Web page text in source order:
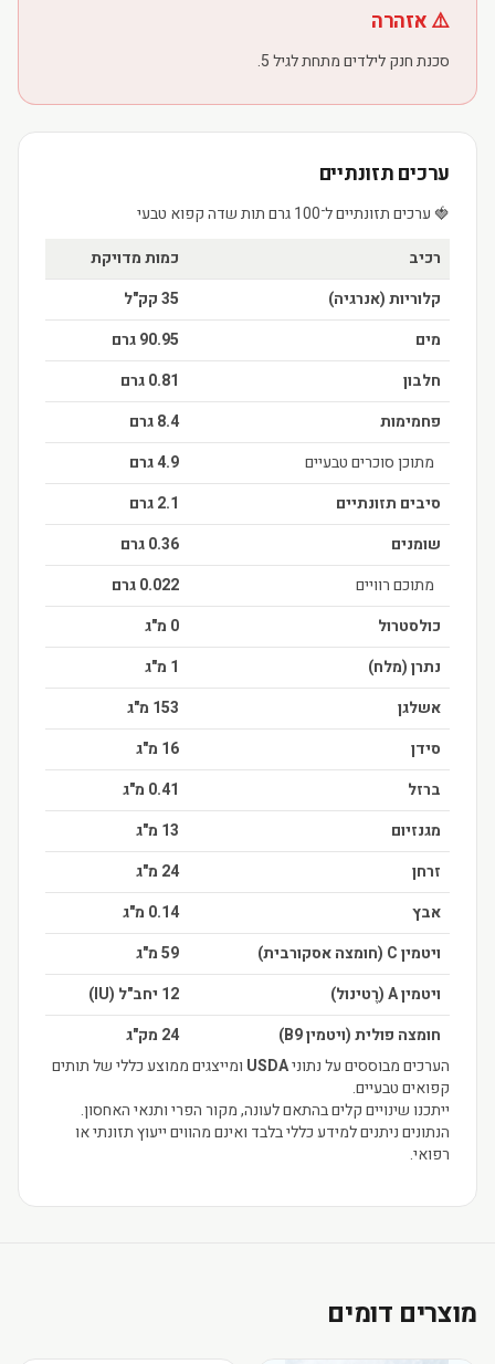
⚠️ אזהרה
סכנת חנק לילדים מתחת לגיל 5.
ערכים תזונתיים
🍓 ערכים תזונתיים ל־100 גרם תות שדה קפוא טבעי
רכיב
כמות מדויקת
קלוריות (אנרגיה)
35 קק"ל
מים
90.95 גרם
חלבון
0.81 גרם
פחמימות
8.4 גרם
מתוכן סוכרים טבעיים
4.9 גרם
סיבים תזונתיים
2.1 גרם
שומנים
0.36 גרם
מתוכם רוויים
0.022 גרם
כולסטרול
0 מ"ג
נתרן (מלח)
1 מ"ג
אשלגן
153 מ"ג
סידן
16 מ"ג
ברזל
0.41 מ"ג
מגנזיום
13 מ"ג
זרחן
24 מ"ג
אבץ
0.14 מ"ג
ויטמין C (חומצה אסקורבית)
59 מ"ג
ויטמין A (רֶטינול)
12 יחב"ל (IU)
חומצה פולית (ויטמין B9)
24 מק"ג
הערכים מבוססים על נתוניUSDA ומייצגים ממוצע כללי של תותים
קפואים טבעיים.
ייתכנו שינויים קלים בהתאם לעונה, מקור הפרי ותנאי האחסון.
הנתונים ניתנים למידע כללי בלבד ואינם מהווים ייעוץ תזונתי או
רפואי.
מוצרים דומים